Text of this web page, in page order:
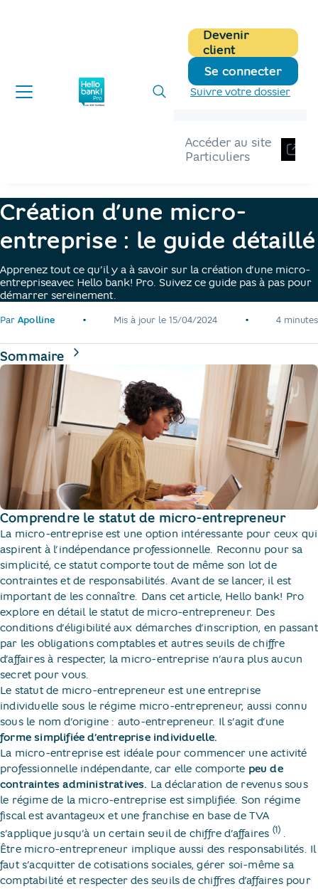
Devenir
client
Se connecter
Suivre votre dossier
Accéder au site
Particuliers
Création d’une micro-
entreprise : le guide détaillé
Apprenez tout ce qu’il y a à savoir sur la création d’une micro-
entrepriseavec Hello bank! Pro. Suivez ce guide pas à pas pour
démarrer sereinement.
Par Apolline • Mis à jour le15/04/2024 • 4 minutes
Sommaire de la page
Comprendre le statut de micro-entrepreneur
La micro-entreprise est une option intéressante pour ceux qui
aspirent à l’indépendance professionnelle. Reconnu pour sa
simplicité, ce statut comporte tout de même son lot de
contraintes et de responsabilités. Avant de se lancer, il est
important de les connaître. Dans cet article, Hello bank! Pro
explore en détail le statut de micro-entrepreneur. Des
conditions d’éligibilité aux démarches d’inscription, en passant
par les obligations comptables et autres seuils de chiffre
d’affaires à respecter, la micro-entreprise n’aura plus aucun
secret pour vous.
Le statut de micro-entrepreneur est une entreprise
individuelle sous le régime micro-entrepreneur, aussi connu
sous le nom d’origine : auto-entrepreneur. Il s’agit d’une
forme simplifiée d’entreprise individuelle.
La micro-entreprise est idéale pour commencer une activité
professionnelle indépendante, car elle comporte peu de
contraintes administratives. La déclaration de revenus sous
le régime de la micro-entreprise est simplifiée. Son régime
fiscal est avantageux et une franchise en base de TVA
s’applique jusqu’à un certain seuil de chiffre d’affaires (1) ​.
Être micro-entrepreneur implique aussi des responsabilités. Il
faut s’acquitter de cotisations sociales, gérer soi-même sa
comptabilité et respecter des seuils de chiffres d’affaires pour